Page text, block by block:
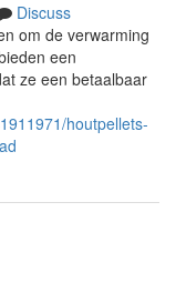
Discuss
om de verwarming
een
ze een betaalbaar
houtpellets-